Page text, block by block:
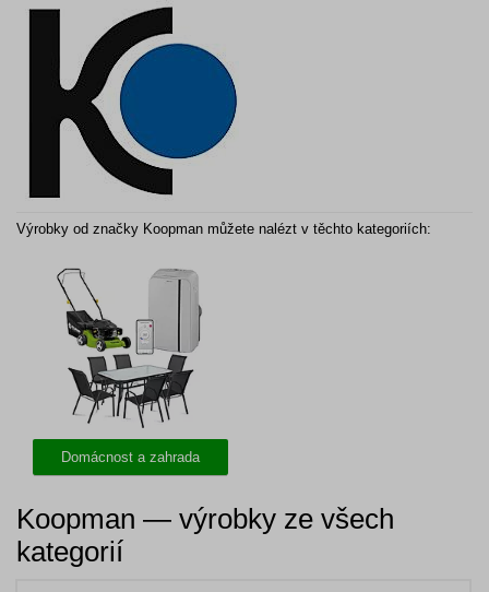
Výrobky od značky Koopman můžete nalézt v těchto kategoriích:
Domácnost a zahrada
Koopman — výrobky ze všech
kategorií